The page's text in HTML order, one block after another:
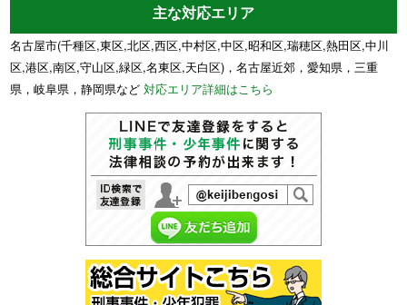
主な対応エリア
名古屋市(千種区,東区,北区,西区,中村区,中区,昭和区,瑞穂区,熱田区,中川
区,港区,南区,守山区,緑区,名東区,天白区)，名古屋近郊，愛知県，三重
県，岐阜県，静岡県など対応エリア詳細はこちら